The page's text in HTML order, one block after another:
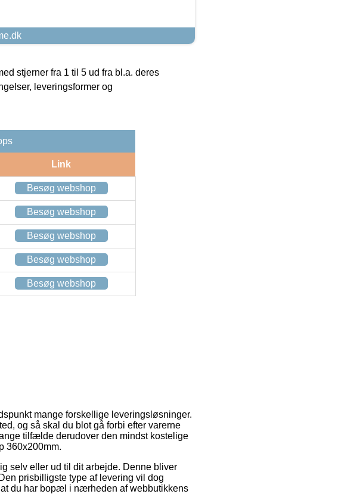
stjerner fra 1 til 5 ud fra bl.a. deres
leveringsformer og
Link
Besøg webshop
Besøg webshop
Besøg webshop
Besøg webshop
Besøg webshop
mange forskellige leveringsløsninger.
og så skal du blot gå forbi efter varerne
tilfælde derudover den mindst kostelige
360x200mm.
selv eller ud til dit arbejde. Denne bliver
prisbilligste type af levering vil dog
du har bopæl i nærheden af webbutikkens